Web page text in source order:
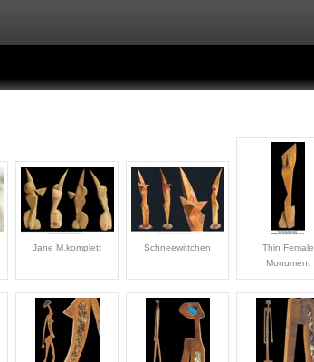
Jane M.komplett Schneewittchen
Thin Female
Monument